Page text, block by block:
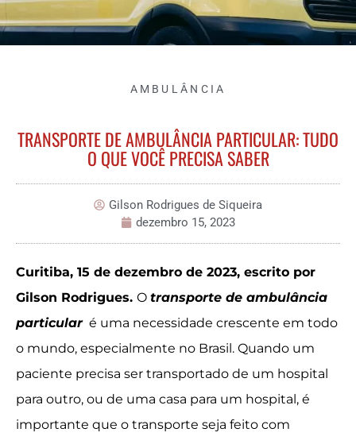
AMBULÂNCIA
TRANSPORTE DE AMBULÂNCIA PARTICULAR: TUDO
O QUE VOCÊ PRECISA SABER
Gilson Rodrigues de Siqueira
dezembro 15, 2023
Curitiba, 15 de dezembro de 2023, escrito por
Gilson Rodrigues. O transporte de ambulância
particularé uma necessidade crescente em todo
o mundo, especialmente no Brasil. Quando um
paciente precisa ser transportado de um hospital
para outro, ou de uma casa para um hospital, é
importante que o transporte seja feito com